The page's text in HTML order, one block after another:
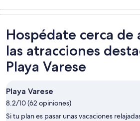
Hospédate cerca de
las atracciones
Playa Varese
Playa Varese
8.2/10 (62 opiniones)
Si tu plan es pasar unas vacaciones